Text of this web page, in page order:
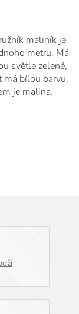
maliník je
metru. Má
světle zelené,
má bílou barvu,
je malina.